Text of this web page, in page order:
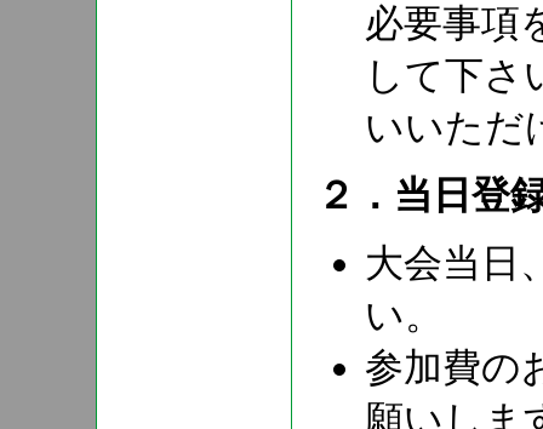
必要事項
して下さ
いいた
２．当日登
大会当日
い。
参加費の
願いしま